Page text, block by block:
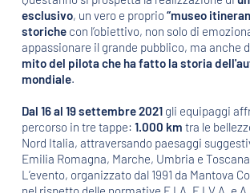
esclusivo, un vero e proprio“museo
storichecon l’obiettivo, non solo di
appassionare il grande pubblico, ma anche
mito del pilota che ha fatto la storia
mondiale.
Dal 16 al 19 settembre 2021gli equipaggi
percorso in tre tappe: 1.000 km tra le
Nord Italia, attraversando paesaggi
Emilia Romagna, Marche, Umbria e
L’evento, organizzato dal 1991 da Mantova